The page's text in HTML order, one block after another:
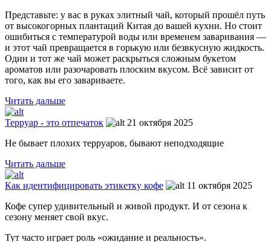
Представьте: у вас в руках элитный чай, который прошёл путь
от высокогорных плантаций Китая до вашей кухни. Но стоит
ошибиться с температурой воды или временем заваривания —
и этот чай превращается в горькую или безвкусную жидкость.
Один и тот же чай может раскрыться сложным букетом
ароматов или разочаровать плоским вкусом. Всё зависит от
того, как вы его завариваете.
Читать дальше
Терруар - это отпечаток
21 октября 2025
Не бывает плохих терруаров, бывают неподходящие
Читать дальше
Как идентифицировать этикетку кофе
11 октября 2025
Кофе супер удивительный и живой продукт. И от сезона к
сезону меняет свой вкус.
Тут часто играет роль «ожидание и реальность».